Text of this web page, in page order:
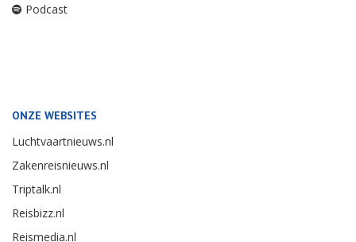
Podcast
ONZE WEBSITES
Luchtvaartnieuws.nl
Zakenreisnieuws.nl
Triptalk.nl
Reisbizz.nl
Reismedia.nl